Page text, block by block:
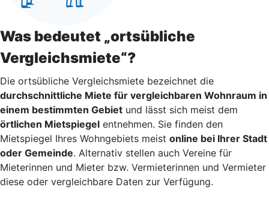
Was bedeutet „ortsübliche
Vergleichsmiete“?
Die ortsübliche Vergleichsmiete bezeichnet die
durchschnittliche Miete für vergleichbaren Wohnraum in
einem bestimmten Gebiet und lässt sich meist dem
örtlichen Mietspiegel entnehmen. Sie finden den
Mietspiegel Ihres Wohngebiets meist online bei Ihrer Stadt
oder Gemeinde. Alternativ stellen auch Vereine für
Mieterinnen und Mieter bzw. Vermieterinnen und Vermieter
diese oder vergleichbare Daten zur Verfügung.